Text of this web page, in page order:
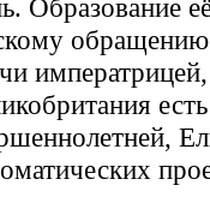
Образование